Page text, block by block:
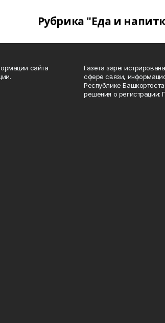
Рубрика "Еда и
сайта
Газета
сфере связи,
Республике
решения о регистрации: